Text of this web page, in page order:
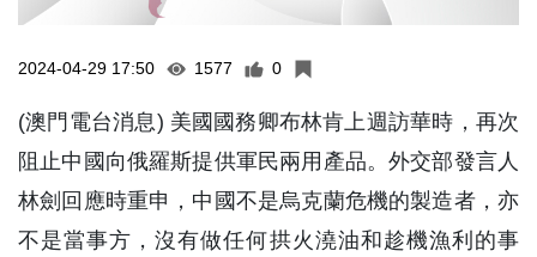
2024-04-29 17:50 1577 0
(澳門電台消息) 美國國務卿布林肯上週訪華時，再次
阻止中國向俄羅斯提供軍民兩用產品。外交部發言人
林劍回應時重申，中國不是烏克蘭危機的製造者，亦
不是當事方，沒有做任何拱火澆油和趁機漁利的事